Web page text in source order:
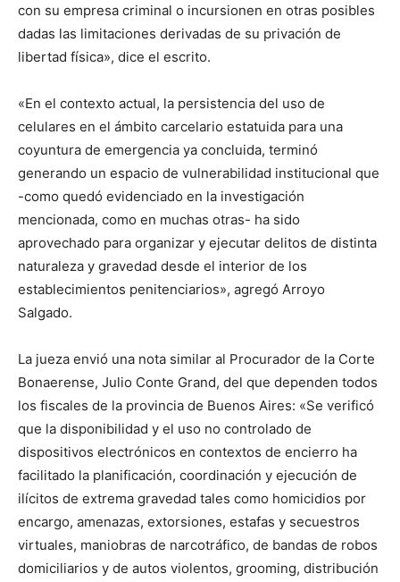
con su empresa criminal o incursionen en otras posibles
dadas las limitaciones derivadas de su privación de
libertad física», dice el escrito.
«En el contexto actual, la persistencia del uso de
celulares en el ámbito carcelario estatuida para una
coyuntura de emergencia ya concluida, terminó
generando un espacio de vulnerabilidad institucional que
-como quedó evidenciado en la investigación
mencionada, como en muchas otras- ha sido
aprovechado para organizar y ejecutar delitos de distinta
naturaleza y gravedad desde el interior de los
establecimientos penitenciarios», agregó Arroyo
Salgado.
La jueza envió una nota similar al Procurador de la Corte
Bonaerense, Julio Conte Grand, del que dependen todos
los fiscales de la provincia de Buenos Aires: «Se verificó
que la disponibilidad y el uso no controlado de
dispositivos electrónicos en contextos de encierro ha
facilitado la planificación, coordinación y ejecución de
ilícitos de extrema gravedad tales como homicidios por
encargo, amenazas, extorsiones, estafas y secuestros
virtuales, maniobras de narcotráfico, de bandas de robos
domiciliarios y de autos violentos, grooming, distribución